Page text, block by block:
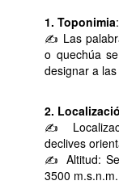
1. Toponimia:
✍ Las
o quechúa
designar a
2.
✍
declives
✍ Altitud:
3500 m.s.n.m.